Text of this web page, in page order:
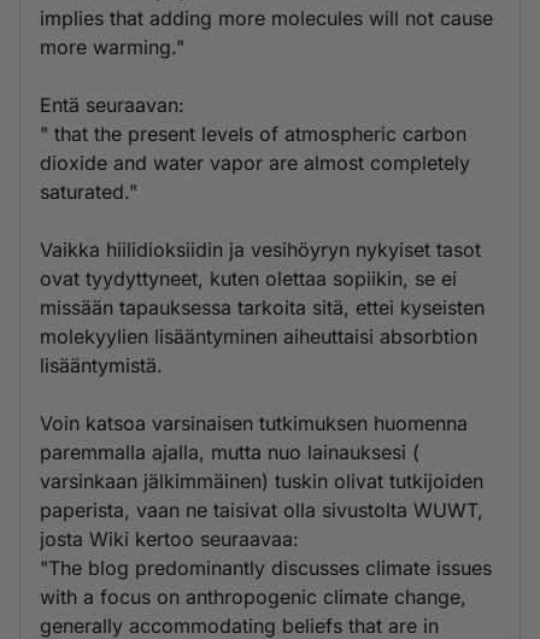
implies that adding more molecules will not cause
more warming."
Entä seuraavan:
" that the present levels of atmospheric carbon
dioxide and water vapor are almost completely
saturated."
Vaikka hiilidioksiidin ja vesihöyryn nykyiset tasot
ovat tyydyttyneet, kuten olettaa sopiikin, se ei
missään tapauksessa tarkoita sitä, ettei kyseisten
molekyylien lisääntyminen aiheuttaisi absorbtion
lisääntymistä.
Voin katsoa varsinaisen tutkimuksen huomenna
paremmalla ajalla, mutta nuo lainauksesi (
varsinkaan jälkimmäinen) tuskin olivat tutkijoiden
paperista, vaan ne taisivat olla sivustolta WUWT,
josta Wiki kertoo seuraavaa:
"The blog predominantly discusses climate issues
with a focus on anthropogenic climate change,
generally accommodating beliefs that are in